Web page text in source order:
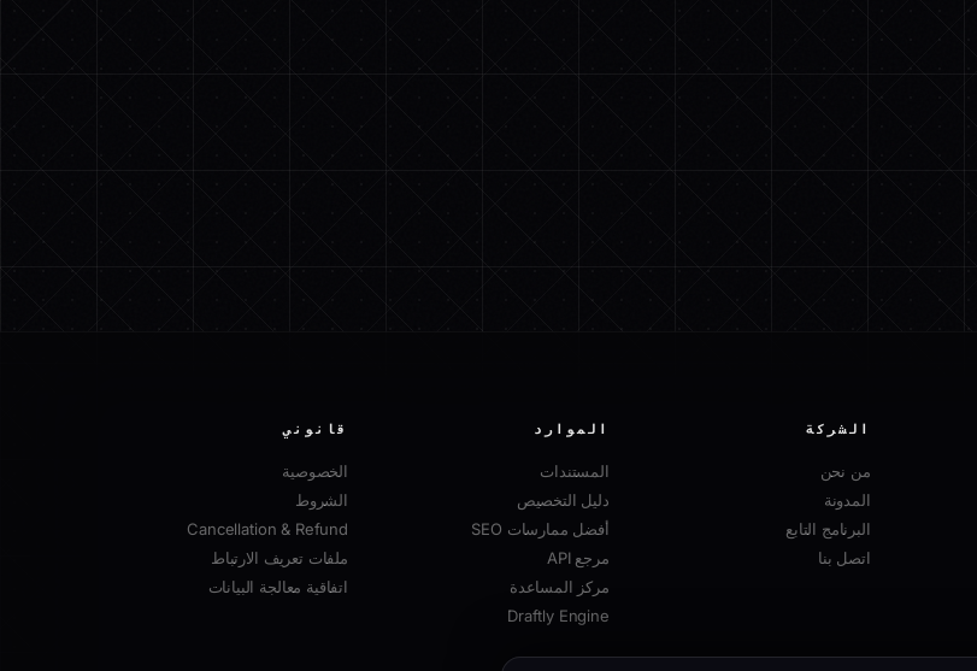
الشركة
من نحن
المدونة
البرنامج التابع
اتصل بنا
الموارد
المستندات
دليل التخصيص
أفضل ممارسات SEO
مرجع API
مركز المساعدة
Draftly Engine
قانوني
الخصوصية
الشروط
Cancellation & Refund
ملفات تعريف الارتباط
اتفاقية معالجة البيانات